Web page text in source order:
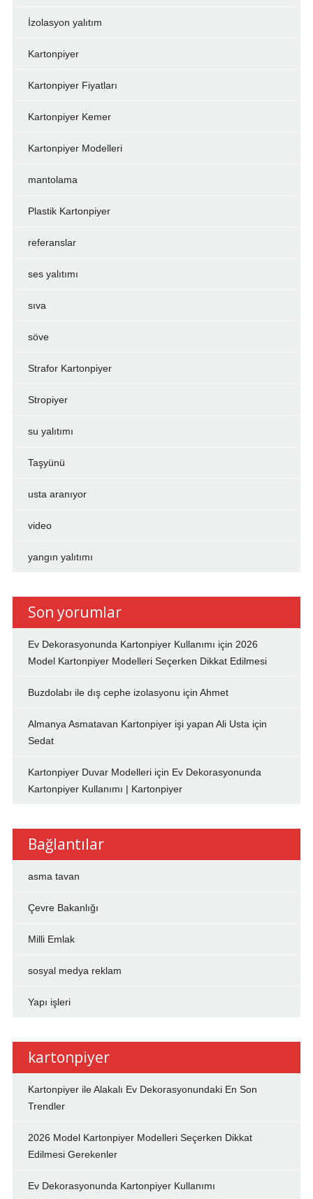
İzolasyon yalıtım
Kartonpiyer
Kartonpiyer Fiyatları
Kartonpiyer Kemer
Kartonpiyer Modelleri
mantolama
Plastik Kartonpiyer
referanslar
ses yalıtımı
sıva
söve
Strafor Kartonpiyer
Stropiyer
su yalıtımı
Taşyünü
usta aranıyor
video
yangın yalıtımı
Son yorumlar
Ev Dekorasyonunda Kartonpiyer Kullanımı için 2026
Model Kartonpiyer Modelleri Seçerken Dikkat Edilmesi
Buzdolabı ile dış cephe izolasyonu için Ahmet
Almanya Asmatavan Kartonpiyer işi yapan Ali Usta için
Sedat
Kartonpiyer Duvar Modelleriiçin Ev Dekorasyonunda
Kartonpiyer Kullanımı | Kartonpiyer
Bağlantılar
asma tavan
Çevre Bakanlığı
Milli Emlak
sosyal medya reklam
Yapı işleri
kartonpiyer
Kartonpiyer ile Alakalı Ev Dekorasyonundaki En Son
Trendler
2026 Model Kartonpiyer Modelleri Seçerken Dikkat
Edilmesi Gerekenler
Ev Dekorasyonunda Kartonpiyer Kullanımı